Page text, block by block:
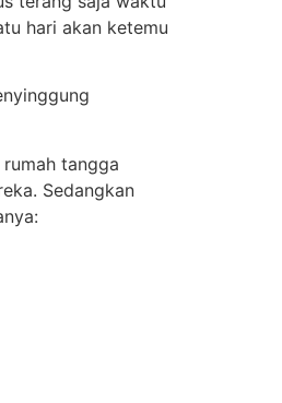
hari akan ketemu
tangga
Sedangkan